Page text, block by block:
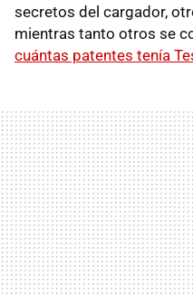
secretos del cargador,
mientras tanto otros se
cuántas patentes tenía